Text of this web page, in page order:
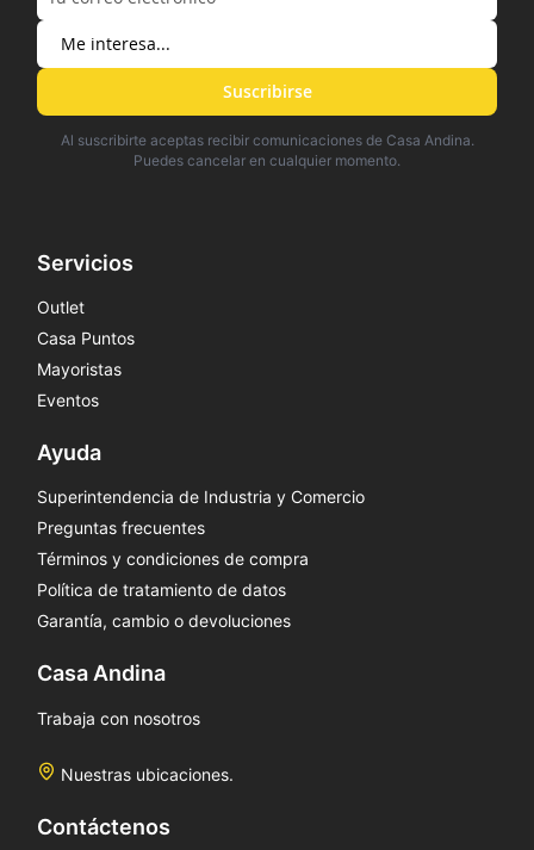
Suscribirse
Al suscribirte aceptas recibir comunicaciones de Casa Andina.
Puedes cancelar en cualquier momento.
Servicios
Outlet
Casa Puntos
Mayoristas
Eventos
Ayuda
Superintendencia de Industria y Comercio
Preguntas frecuentes
Términos y condiciones de compra
Política de tratamiento de datos
Garantía, cambio o devoluciones
Casa Andina
Trabaja con nosotros
Nuestras ubicaciones.
Contáctenos